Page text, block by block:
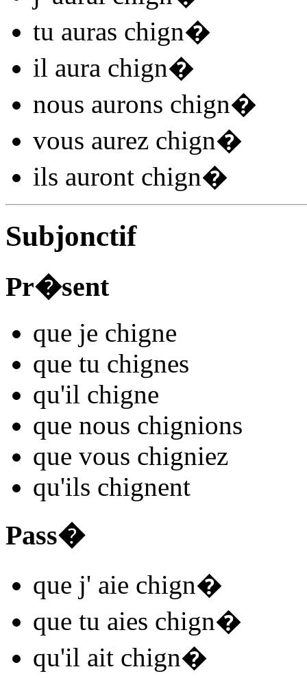
tu auras chign�
il aura chign�
nous aurons chign�
vous aurez chign�
ils auront chign�
Subjonctif
Pr�sent
que je chigne
que tu chignes
qu'il chigne
que nous chignions
que vous chigniez
qu'ils chignent
Pass�
que j' aie chign�
que tu aies chign�
qu'il ait chign�